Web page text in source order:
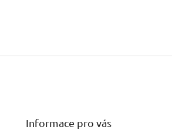
Informace pro vás